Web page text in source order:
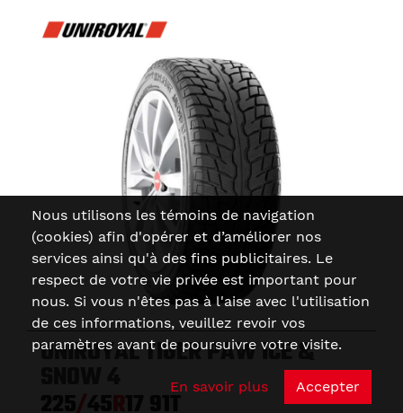
UNIROYAL TIGER PAW ICE &
Nous utilisons les témoins de navigation
(cookies) afin d'opérer et d’améliorer nos
services ainsi qu'à des fins publicitaires. Le
respect de votre vie privée est important pour
nous. Si vous n'êtes pas à l'aise avec l'utilisation
de ces informations, veuillez revoir vos
paramètres avant de poursuivre votre visite.
En savoir plus Accepter